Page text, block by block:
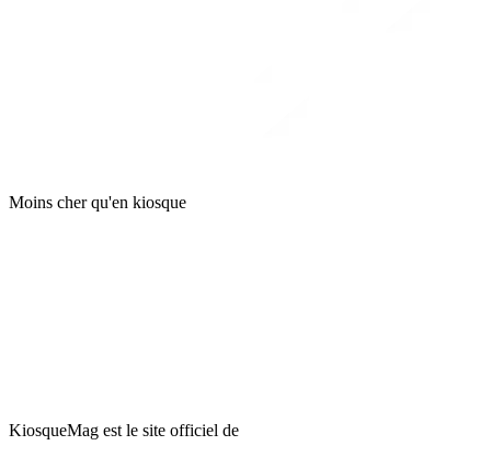
Moins cher qu'en kiosque
KiosqueMag est le site officiel de